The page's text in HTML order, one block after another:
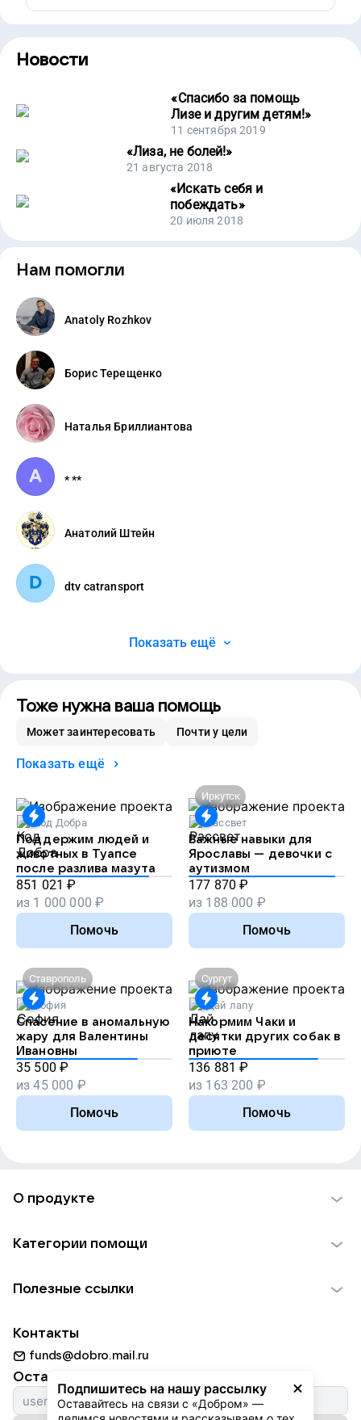
Новости
«Спасибо за помощь
Лизе и другим детям!»
11 сентября 2019
«Лиза, не болей!»
21 августа 2018
«Искать себя и
побеждать»
20 июля 2018
Нам помогли
Anatoly Rozhkov
Борис Терещенко
Наталья Бриллиантова
* **
Анатолий Штейн
dtv catransport
Показать ещё
Тоже нужна ваша помощь
Может заинтересовать Почти у цели
Показать ещё
Код Добра
Поддержим людей и
животных в Туапсе
после разлива мазута
851 021 ₽
из 1 000 000 ₽
Помочь
Иркутск
Рассвет
Важные навыки для
Ярославы — девочки с
аутизмом
177 870 ₽
из 188 000 ₽
Помочь
Ставрополь
София
Спасение в аномальную
жару для Валентины
Ивановны
35 500 ₽
из45 000 ₽
Помочь
Сургут
Дай лапу
Накормим Чаки и
десятки других собак в
приюте
136 881 ₽
из 163 200 ₽
Помочь
Подпишитесь на нашу рассылку
Оставайтесь на связи с «Добром» —
О продукте
Использование материалов
Для НКО
Партнерам
Категории помощи
Пожилым
Животным
Природе
Культуре
Полезные ссылки
Добрый день
Истории
Контакты
funds@dobro.mail.ru
Оставайтесь с нами